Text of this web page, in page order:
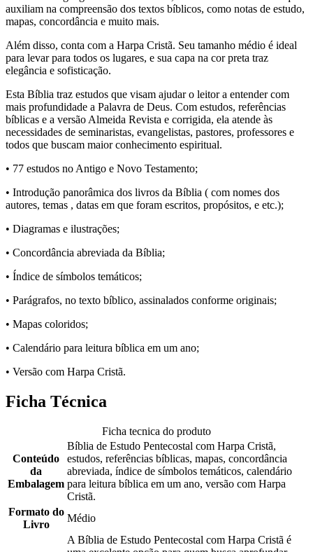
auxiliam na compreensão dos textos bíblicos, como notas de estudo,
mapas, concordância e muito mais.
Além disso, conta com a Harpa Cristã. Seu tamanho médio é ideal
para levar para todos os lugares, e sua capa na cor preta traz
elegância e sofisticação.
Esta Bíblia traz estudos que visam ajudar o leitor a entender com
mais profundidade a Palavra de Deus. Com estudos, referências
bíblicas e a versão Almeida Revista e corrigida, ela atende às
necessidades de seminaristas, evangelistas, pastores, professores e
todos que buscam maior conhecimento espiritual.
• 77 estudos no Antigo e Novo Testamento;
• Introdução panorâmica dos livros da Bíblia ( com nomes dos
autores, temas , datas em que foram escritos, propósitos, e etc.);
• Diagramas e ilustrações;
• Concordância abreviada da Bíblia;
• Índice de símbolos temáticos;
• Parágrafos, no texto bíblico, assinalados conforme originais;
• Mapas coloridos;
• Calendário para leitura bíblica em um ano;
• Versão com Harpa Cristã.
Ficha Técnica
Ficha tecnica do produto
Conteúdo
da
Embalagem
Bíblia de Estudo Pentecostal com Harpa Cristã,
estudos, referências bíblicas, mapas, concordância
abreviada, índice de símbolos temáticos, calendário
para leitura bíblica em um ano, versão com Harpa
Cristã.
Formato do
Livro
Médio
A Bíblia de Estudo Pentecostal com Harpa Cristã é